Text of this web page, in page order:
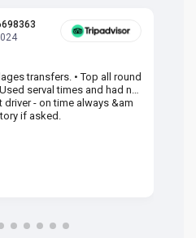
transfers. • Top all round
serval times and had no
- on time always &am
if asked.